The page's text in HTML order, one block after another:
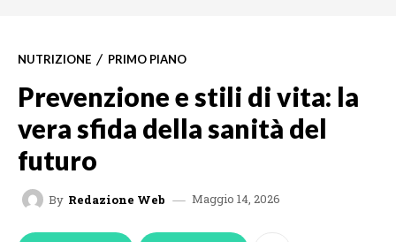
NUTRIZIONE PRIMO PIANO
Prevenzione e stili di vita: la
vera sfida della sanità del
futuro
By Redazione Web Maggio 14, 2026